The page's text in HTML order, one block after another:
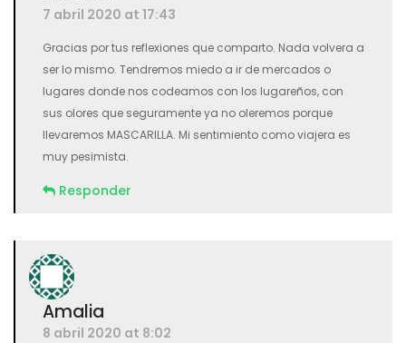
7 abril 2020 at 17:43
Gracias por tus reflexiones que comparto. Nada volvera a
ser lo mismo. Tendremos miedo a ir de mercados o
lugares donde nos codeamos con los lugareños, con
sus olores que seguramente ya no oleremos porque
llevaremos MASCARILLA. Mi sentimiento como viajera es
muy pesimista.
Responder
Amalia
8 abril 2020 at 8:02